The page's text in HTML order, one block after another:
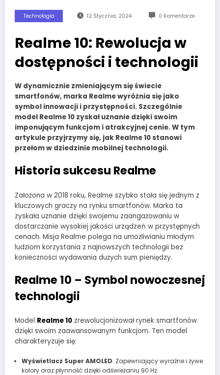
Technologia 12 Stycznia, 2024 0 Komentarze
Realme 10: Rewolucja w
dostępności i technologii
W dynamicznie zmieniającym się świecie
smartfonów, marka Realme wyróżnia się jako
symbol innowacji i przystępności. Szczególnie
model Realme 10 zyskał uznanie dzięki swoim
imponującym funkcjom i atrakcyjnej cenie. W tym
artykule przyjrzymy się, jak Realme 10 stanowi
przełom w dziedzinie mobilnej technologii.
Historia sukcesu Realme
Założona w 2018 roku, Realme szybko stała się jednym z
kluczowych graczy na rynku smartfonów. Marka ta
zyskała uznanie dzięki swojemu zaangażowaniu w
dostarczanie wysokiej jakości urządzeń w przystępnych
cenach. Misja Realme polega na umożliwianiu młodym
ludziom korzystania z najnowszych technologii bez
konieczności wydawania dużych sum pieniędzy.
Realme 10 – Symbol nowoczesnej
technologii
Model Realme 10 zrewolucjonizował rynek smartfonów
dzięki swoim zaawansowanym funkcjom. Ten model
charakteryzuje się:
Wyświetlacz Super AMOLED: Zapewniający wyraźne i żywe
kolory oraz płynność dzięki odświeżaniu 90 Hz.